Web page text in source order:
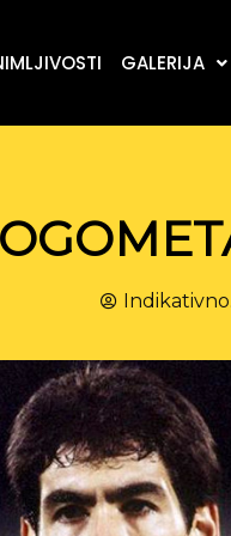
GALERIJA